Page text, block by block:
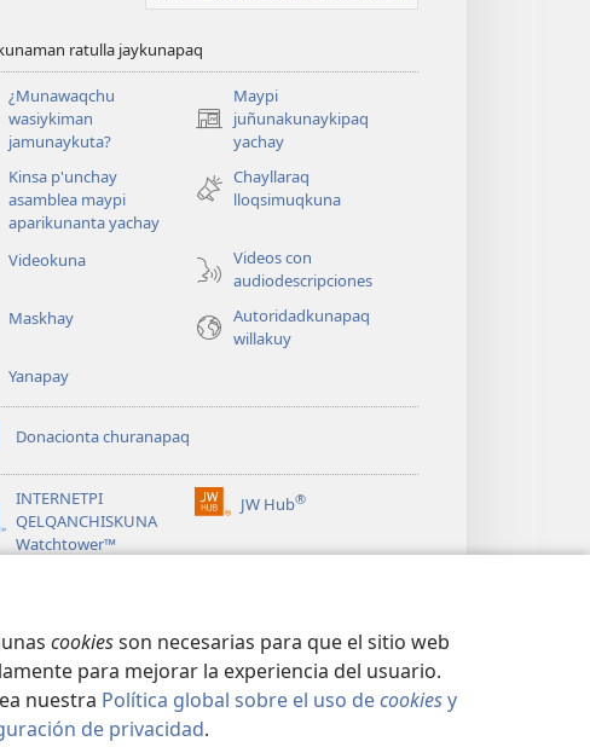
cookiesson necesarias para que el sitio web
para mejorar la experiencia del usuario.
nuestra Política global sobre el uso decookiesy
de privacidad.
ratulla jaykunapaq
¿Munawaqchu
wasiykiman
jamunaykuta?
Maypi
juñunakunaykipaq
yachay
(abre
nueva
ventana)
Kinsa p'unchay
asamblea maypi
aparikunanta yachay
Chayllaraq
lloqsimuqkuna
Videokuna
Videos con
audiodescripciones
Maskhay
Autoridadkunapaq
willakuy
Yanapay
Donacionta churanapaq
INTERNETPI
QELQANCHISKUNA
Watchtower™
JW Hub®
(abre
nueva